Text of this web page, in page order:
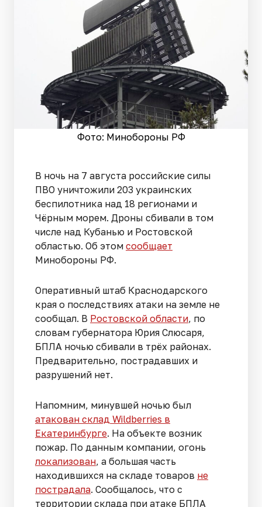
Фото: Минобороны РФ
В ночь на 7 августа российские силы
ПВО уничтожили 203 украинских
беспилотника над 18 регионами и
Чёрным морем. Дроны сбивали в том
числе над Кубанью и Ростовской
областью. Об этом сообщает
Минобороны РФ.
Оперативный штаб Краснодарского
края о последствиях атаки на земле не
сообщал. В Ростовской области, по
словам губернатора Юрия Слюсаря,
БПЛА ночью сбивали в трёх районах.
Предварительно, пострадавших и
разрушений нет.
Напомним, минувшей ночью был
атакован склад Wildberries в
Екатеринбурге. На объекте возник
пожар. По данным компании, огонь
локализован, а большая часть
находившихся на складе товаров не
пострадала. Сообщалось, что с
территории склада при атаке БПЛА